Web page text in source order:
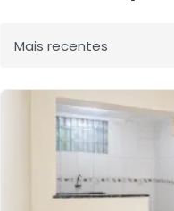
Ordenar por